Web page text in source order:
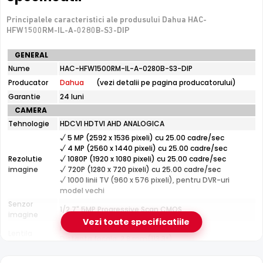
Tehnologie analogica HD — necesita DVR, nu se
conecteaza direct la retea
e-Camere.ro recomanda acest produs pentru:
curtea si exteriorul casei.
Smart Dual Light
Dahua HAC-HFW1500RM-IL-A-0280B-S3-DIP combina
culumina alba: pe timp de noapte,
functioneaza in mod IR discret, iar cand detecteaza o
miscare, comuta automat pe lumina alba pentru imagini
color clare ale evenimentului.
Senzor Starlight
Senzorul Starlightpermite Dahua HAC-HFW1500RM-IL-A-
0280B-S3-DIP sa capteze imagini clare si detaliate chiar si
Principalele caracteristici ale produsului Dahua HAC-
HFW1500RM-IL-A-0280B-S3-DIP
Specificatii
tehnice
Dahua
HAC-
HFW1500RM-
IL-
A-
0280B-
GENERAL
Nume
HAC-HFW1500RM-IL-A-0280B-S3-DIP
Producator
Dahua
(vezi detalii pe pagina producatorului)
Garantie
24 luni
CAMERA
Tehnologie
HDCVI HDTVI AHD ANALOGICA
Rezolutie
imagine
√ 5 MP (2592 x 1536 pixeli) cu 25.00 cadre/sec
√ 4 MP (2560 x 1440 pixeli) cu 25.00 cadre/sec
√ 1080P (1920 x 1080 pixeli) cu 25.00 cadre/sec
√ 720P (1280 x 720 pixeli) cu 25.00 cadre/sec
√ 1000 linii TV (960 x 576 pixeli), pentru DVR-uri
model vechi
Senzor
imagine
1/2.7" 5MP Progressive Scan CMOS
Fixa
Distanta focala: 2.8 mm(113.3°)
Vezi toate specificatiile